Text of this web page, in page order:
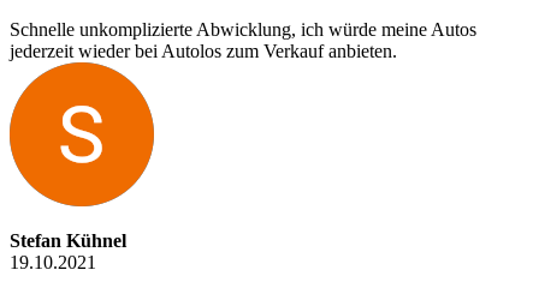
Schnelle unkomplizierte Abwicklung, ich würde meine Autos
jederzeit wieder bei Autolos zum Verkauf anbieten.
Stefan Kühnel
19.10.2021